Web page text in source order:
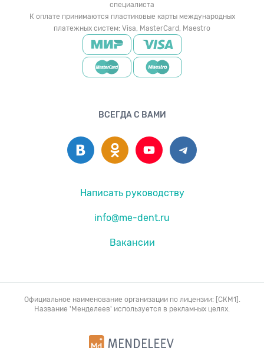
специалиста
К оплате принимаются пластиковые карты международных
платежных систем: Visa, MasterCard, Maestro
ВСЕГДА С ВАМИ
Написать руководству
info@me-dent.ru
Вакансии
Официальное наименование организации по лицензии: [СКМ1].
Название 'Менделеев' используется в рекламных целях.